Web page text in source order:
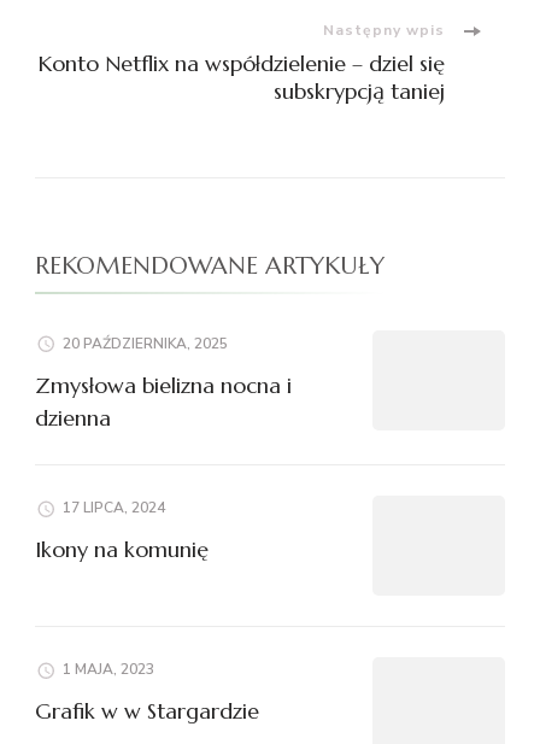
Następny wpis
Konto Netflix na współdzielenie – dziel się
subskrypcją taniej
REKOMENDOWANE ARTYKUŁY
20 PAŹDZIERNIKA, 2025
Zmysłowa bielizna nocna i
dzienna
17 LIPCA, 2024
Ikony na komunię
1 MAJA, 2023
Grafik w w Stargardzie